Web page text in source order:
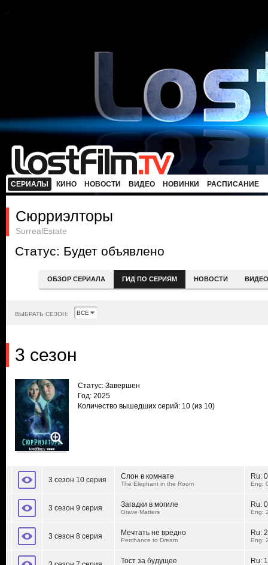
СЕРИАЛЫ КИНО НОВОСТИ ВИДЕО НОВИНКИ РАСПИСАНИЕ
Сюрриэлторы
SurrealEstate
Статус: Будет объявлено
ОБЗОР СЕРИАЛА ГИД ПО СЕРИЯМ НОВОСТИ ВИДЕО
ВЫБРАТЬ СЕЗОН:
3 сезон
Статус: Завершен
Год: 2025
Количество вышедших серий: 10 (из 10)
3 сезон 10 серия Слон в комнате
The Elephant in the Room
Ru:
Eng:
3 сезон 9 серия Загадки в могиле
Grave Matters
Ru:
Eng:
3 сезон 8 серия Мечтать не вредно
Perchance to Dream
Ru:
Eng:
Тост за будущее Ru: